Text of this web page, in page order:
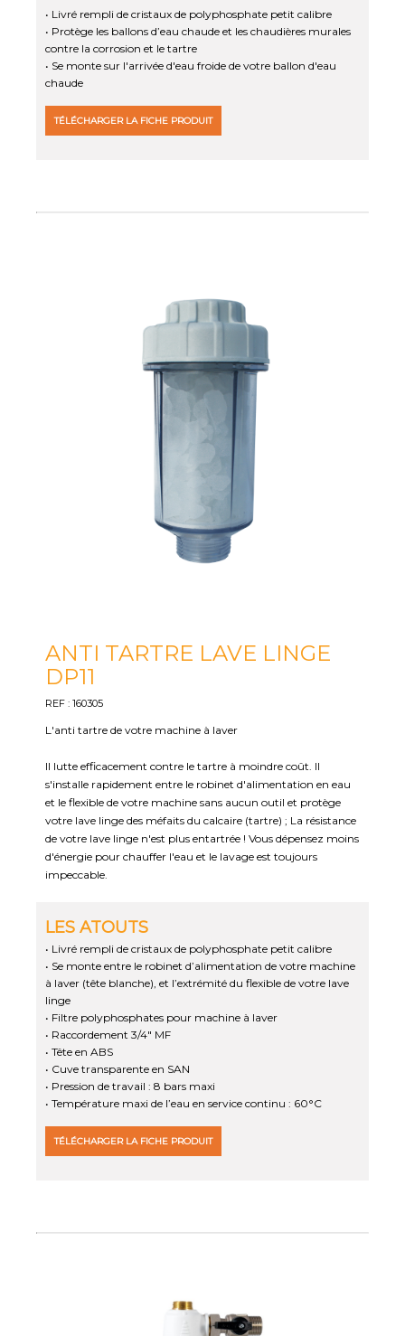
• Livré rempli de cristaux de polyphosphate petit calibre
• Protège les ballons d’eau chaude et les chaudières murales
contre la corrosion et le tartre
• Se monte sur l'arrivée d'eau froide de votre ballon d'eau
chaude
TÉLÉCHARGER LA FICHE PRODUIT
ANTI TARTRE LAVE LINGE
DP11
REF : 160305
L'anti tartre de votre machine à laver
Il lutte efficacement contre le tartre à moindre coût. Il
s'installe rapidement entre le robinet d'alimentation en eau
et le flexible de votre machine sans aucun outil et protège
votre lave linge des méfaits du calcaire (tartre) ; La résistance
de votre lave linge n'est plus entartrée ! Vous dépensez moins
d'énergie pour chauffer l'eau et le lavage est toujours
impeccable.
LES ATOUTS
• Livré rempli de cristaux de polyphosphate petit calibre
• Se monte entre le robinet d’alimentation de votre machine
à laver (tête blanche), et l’extrémité du flexible de votre lave
linge
• Filtre polyphosphates pour machine à laver
• Raccordement 3/4" MF
• Tête en ABS
• Cuve transparente en SAN
• Pression de travail : 8 bars maxi
• Température maxi de l’eau en service continu : 60°C
TÉLÉCHARGER LA FICHE PRODUIT